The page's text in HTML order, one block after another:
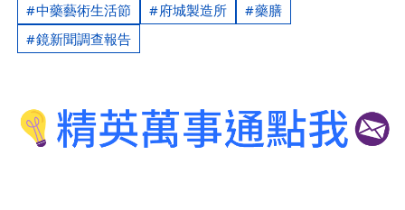
中藥藝術生活節
府城製造所
藥膳
鏡新聞調查報告